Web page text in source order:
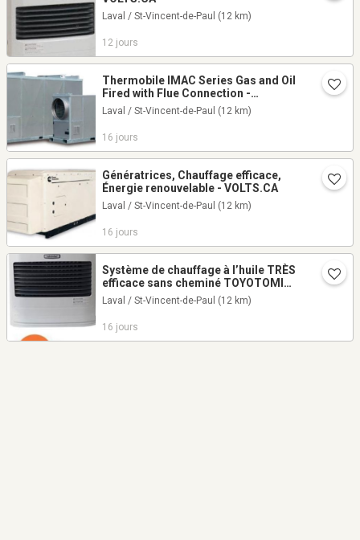
Laval / St-Vincent-de-Paul (12 km)
12 jours
Thermobile IMAC Series Gas and Oil
Fired with Flue Connection -
VOLTS.CA
Laval / St-Vincent-de-Paul (12 km)
16 jours
Génératrices, Chauffage efficace,
Énergie renouvelable - VOLTS.CA
Laval / St-Vincent-de-Paul (12 km)
16 jours
Système de chauffage à l’huile TRÈS
efficace sans cheminé TOYOTOMI
L530 - VOLTS.CA
Laval / St-Vincent-de-Paul (12 km)
16 jours